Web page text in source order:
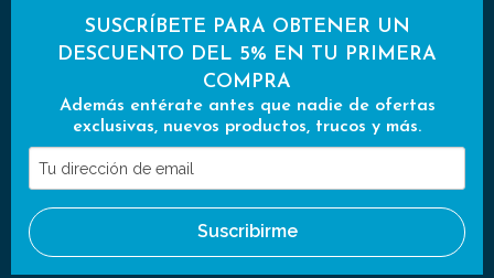
SUSCRÍBETE PARA OBTENER UN
DESCUENTO DEL 5% EN TU PRIMERA
COMPRA
Además entérate antes que nadie de ofertas
exclusivas, nuevos productos, trucos y más.
Tu
dirección
de
email
Suscribirme